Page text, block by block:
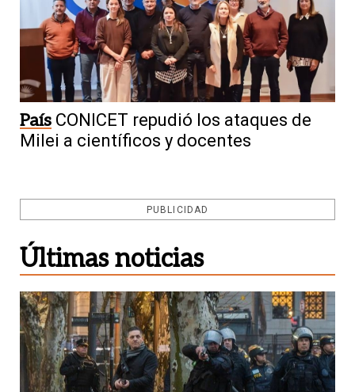
País CONICET repudió los ataques de
Milei a científicos y docentes
PUBLICIDAD
Últimas noticias